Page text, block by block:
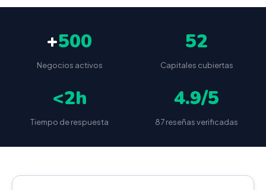
+500
Negocios activos
52
Capitales cubiertas
<2h
Tiempo de respuesta
4.9/5
87 reseñas verificadas